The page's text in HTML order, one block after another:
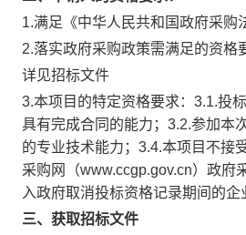
1.满足《中华人民共和国政府采购
2.落实政府采购政策需满足的资格
详见招标文件
3.本项目的特定资格要求：3.1.投
具有完成合同的能力；3.2.参加本
的专业技术能力；3.4.本项目不接
采购网（www.ccgp.gov.cn）政府
入政府取消投标资格记录期间的企
三、获取招标文件